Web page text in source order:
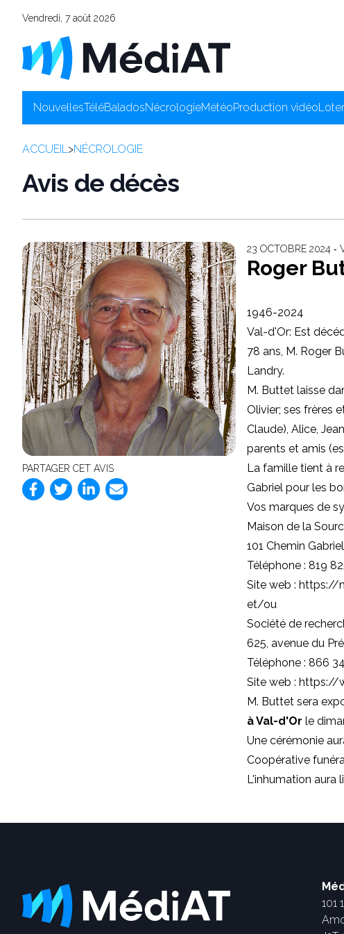
Vendredi, 7 août 2026
NouvellesTéléBaladosNécrologieMétéoProduction vidéo
ACCUEIL>NÉCROLOGIE
Avis de décès
PARTAGER CET AVIS
23 OCTOBRE 2024 ‐
Roger
1946-2024
Val-d'Or: Est
78 ans, M. Roger
Landry.
M. Buttet laisse
Olivier; ses frères
Claude), Alice,
parents et amis
La famille tient à
Gabriel pour les
Vos marques de
Maison de la
101 Chemin
Téléphone : 819
Site web : https://
et/ou
Société de
625, avenue du
Téléphone : 866
Site web : https://
M. Buttet sera
à Val-d'Or le
Une cérémonie
Coopérative
L'inhumation aura
101